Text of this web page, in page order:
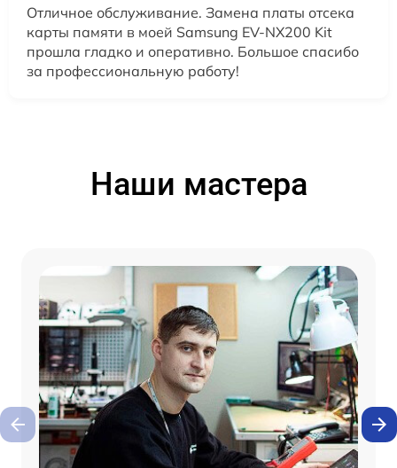
Отличное обслуживание. Замена платы отсека
карты памяти в моей Samsung EV-NX200 Kit
прошла гладко и оперативно. Большое спасибо
за профессиональную работу!
Наши мастера